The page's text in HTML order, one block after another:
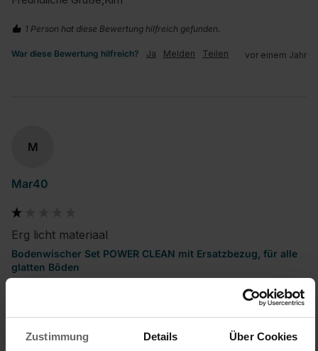
Zustimmung Details Über Cookies
1 Person hat diese Bewertung hilfreich gefunden.
War diese Bewertung hilfreich? Ja Melden Teilen vor einem Jahr
M
Mar40
Erg licht materiaal
Bodenwischer Set POWER CLEAN mit Ersatzbezug, für alle
glatten Böden
neer halen van de dweil om zo "uit te wringen zodat je
handen schoon blijven, breekt er gelijk al een stukje van
houder waar je dweil op bevestigd. Waardeloos.